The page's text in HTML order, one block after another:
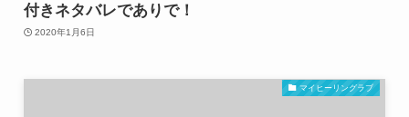
付きネタバレでありで！
2020年1月6日
マイヒーリングラブ